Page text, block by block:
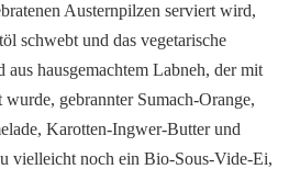
Austernpilzen serviert wird,
schwebt und das vegetarische
aus hausgemachtem Labneh, der mit
gebrannter Sumach-Orange,
Karotten-Ingwer-Butter und
vielleicht noch ein Bio-Sous-Vide-Ei,